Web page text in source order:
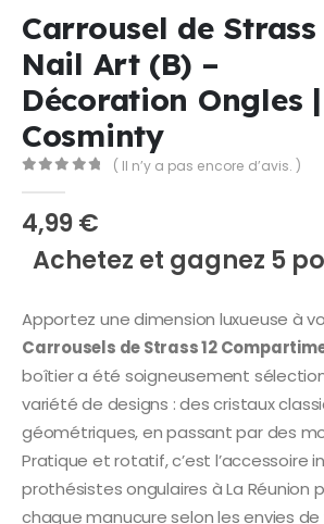
Carrousel de Strass
Nail Art (B) –
Décoration Ongles |
Cosminty
( Il n’y a pas encore d’avis. )
4,99€
Achetez et gagnez 5
Apportez une dimension luxueuse à
Carrousels de Strass 12
boîtier a été soigneusement
variété de designs : des cristaux
géométriques, en passant par des
Pratique et rotatif, c’est l’accessoire
prothésistes ongulaires à La Réunion
chaque manucure selon les envies de